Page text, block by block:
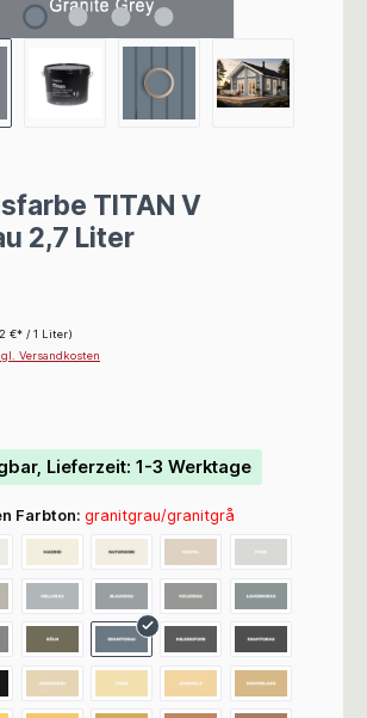
TITAN V
2,7 Liter
€* / 1 Liter)
Versandkosten
Bewertung von 5 von 5 Sternen
Lieferzeit: 1-3 Werktage
Farbton: granitgrau/granitgrå